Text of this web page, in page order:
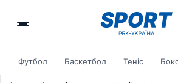
Футбол Баскетбол Теніс